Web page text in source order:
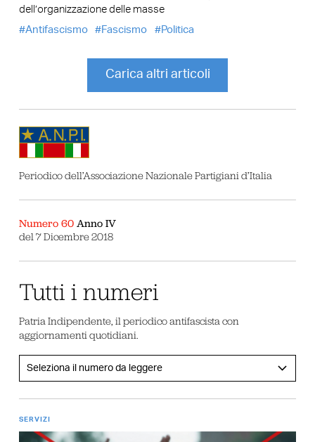
dell’organizzazione delle masse
Antifascismo
Fascismo Politica
Carica altri articoli
Periodico dell’Associazione Nazionale Partigiani d’Italia
Numero 60Anno IV
del 7 Dicembre 2018
Tutti i numeri
Patria Indipendente, il periodico antifascista con
aggiornamenti quotidiani.
SERVIZI